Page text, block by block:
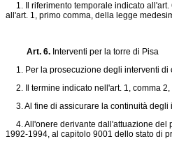
1. Il riferimento temporale indicato all'art.
all'art. 1, primo comma, della legge
Art. 6. Interventi per la torre di Pisa
1. Per la prosecuzione degli interventi di
2. Il termine indicato nell'art. 1, comma 2,
3. Al fine di assicurare la continuità degli
4. All'onere derivante dall'attuazione del
1992-1994, al capitolo 9001 dello stato di